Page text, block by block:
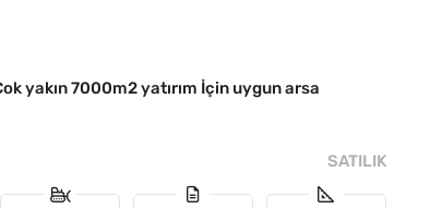
yakın 7000m2 yatırım İçin uygun arsa
SATILIK